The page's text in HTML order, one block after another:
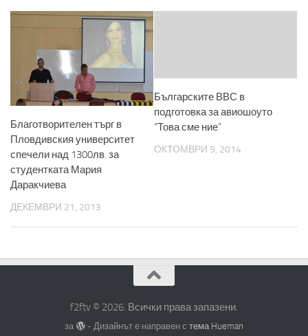
Благотворителен търг в
Пловдивския университет
спечели над 1300лв. за
студентката Мария
Даракчиева
ДЕКЕМВРИ 21, 2013
Българските ВВС в
подготовка за авиошоуто
“Това сме ние”
ОКТОМВРИ 9, 2014
f2ftv © 2026. Всички права запазени.
за - Дизайнът е направен с тема Hueman